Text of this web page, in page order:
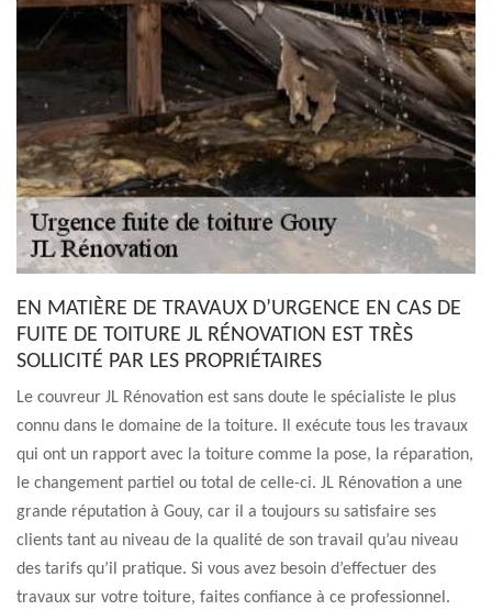
EN MATIÈRE DE TRAVAUX D’URGENCE EN CAS DE
FUITE DE TOITURE JL RÉNOVATION EST TRÈS
SOLLICITÉ PAR LES PROPRIÉTAIRES
Le couvreur JL Rénovation est sans doute le spécialiste le plus
connu dans le domaine de la toiture. Il exécute tous les travaux
qui ont un rapport avec la toiture comme la pose, la réparation,
le changement partiel ou total de celle-ci. JL Rénovation a une
grande réputation à Gouy, car il a toujours su satisfaire ses
clients tant au niveau de la qualité de son travail qu’au niveau
des tarifs qu’il pratique. Si vous avez besoin d’effectuer des
travaux sur votre toiture, faites confiance à ce professionnel.